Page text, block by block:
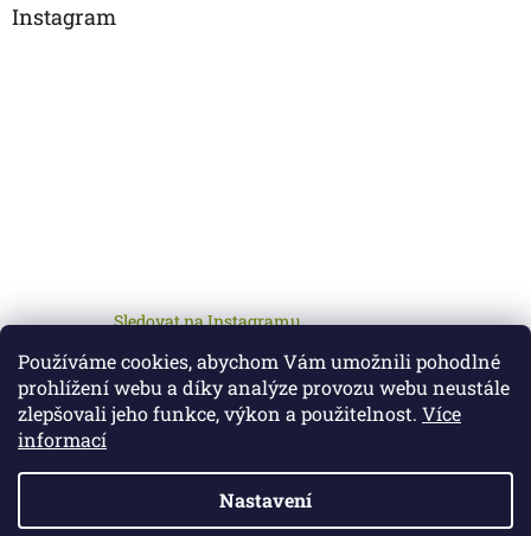
Používáme cookies, abychom Vám umožnili pohodlné
prohlížení webu a díky analýze provozu webu neustále
zlepšovali jeho funkce, výkon a použitelnost. Více
informací
Nastavení
Instagram
Sledovat na Instagramu
Vytvořil Shoptet